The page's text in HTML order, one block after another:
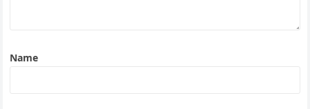
Name